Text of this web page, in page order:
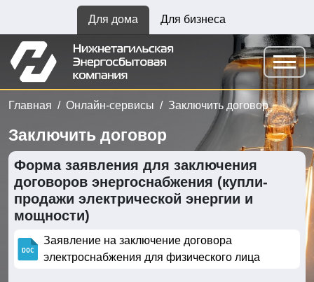
Для дома Для бизнеса
Главная Онлайн-сервисы Заключить договор
Заключить договор
Форма заявления для заключения
договоров энергоснабжения (купли-
продажи электрической энергии и
мощности)
Заявление на заключение договора
электроснабжения для физического лица